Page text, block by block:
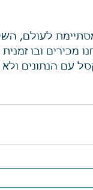
לעולם,
מכירים ובו
עם הנתונים